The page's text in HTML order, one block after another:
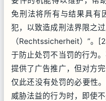
免刑法将所有与结果具有
犯，以致造成刑法界限之
（Rechtssicherheit）”。
于防止处罚不当罚的行为
提供了广告推广，但对方
仅此还没有处罚的必要性
威胁法益的行为时，即使